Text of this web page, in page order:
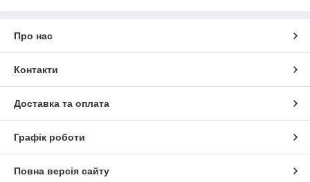
Про нас
Контакти
Доставка та оплата
Графік роботи
Повна версія сайту